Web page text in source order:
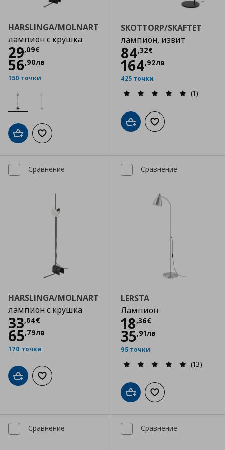
HARSLINGA/MOLNART
лампион с крушка
29,09€
Цена
56,90лв
150 точки
Добави в кошницата
Добави към списъка с любими
SKOTTORP/SKAFTET
лампион, извит
84,32€
Цена
164,92лв
425 точки
(1)
Добави в кошницата
Добави към
Сравнение
HARSLINGA/MOLNART
лампион с крушка
33,64€
Цена
65,79лв
170 точки
Добави в кошницата
Добави към списъка с любими
Сравнение
LERSTA
Лампион
18,36€
Цена
35,91лв
95 точки
(13)
Добави в кошницата
Добави към
Сравнение Сравнение